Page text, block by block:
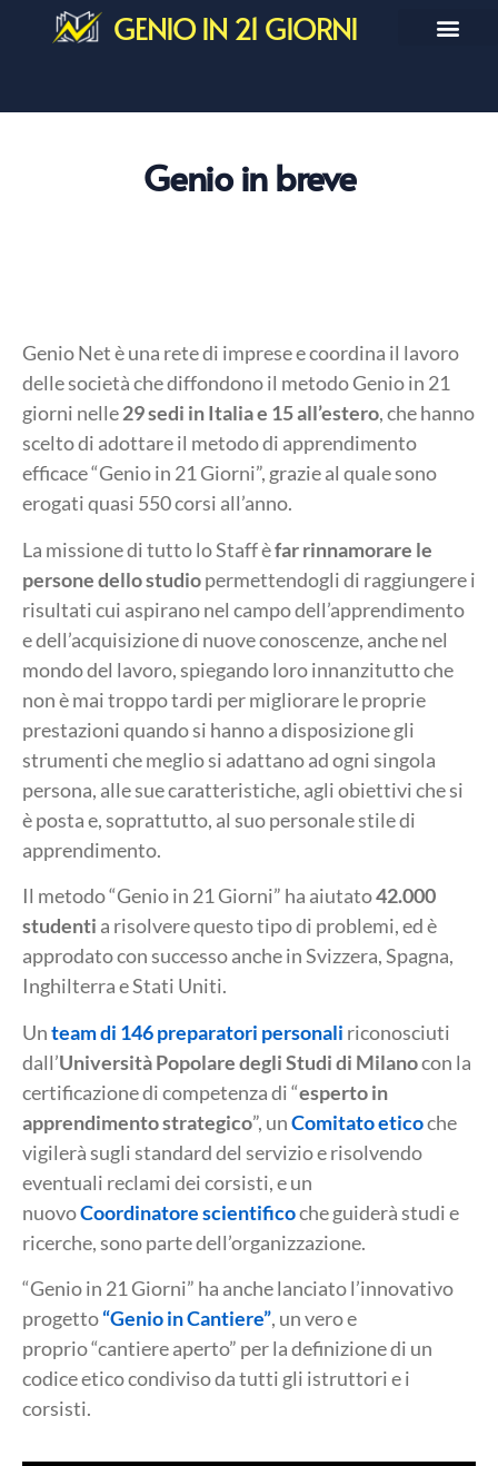
GENIO IN 21 GIORNI
Genio in breve
Genio Net è una rete di imprese e coordina il lavoro
delle società che diffondono il metodo Genio in 21
giorni nelle29 sedi in Italia e 15 all’estero, che hanno
scelto di adottare il metodo di apprendimento
efficace “Genio in 21 Giorni”, grazie al quale sono
erogati quasi 550 corsi all’anno.
La missione di tutto lo Staff èfar rinnamorare le
persone dello studiopermettendogli di raggiungere i
risultati cui aspirano nel campo dell’apprendimento
e dell’acquisizione di nuove conoscenze, anche nel
mondo del lavoro, spiegando loro innanzitutto che
non è mai troppo tardi per migliorare le proprie
prestazioni quando si hanno a disposizione gli
strumenti che meglio si adattano ad ogni singola
persona, alle sue caratteristiche, agli obiettivi che si
è posta e, soprattutto, al suo personale stile di
apprendimento.
Il metodo “Genio in 21 Giorni” ha aiutato42.000
studenti a risolvere questo tipo di problemi, ed è
approdato con successo anche in Svizzera, Spagna,
Inghilterra e Stati Uniti.
Unteam di 146 preparatori personali riconosciuti
dall’Università Popolare degli Studi di Milanocon la
certificazione di competenza di “esperto in
apprendimento strategico”, unComitato eticoche
vigilerà sugli standard del servizio e risolvendo
eventuali reclami dei corsisti, e un
nuovoCoordinatore scientificoche guiderà studi e
ricerche, sono parte dell’organizzazione.
“Genio in 21 Giorni” ha anche lanciato l’innovativo
progetto“Genio in Cantiere”, un vero e
proprio “cantiere aperto” per la definizione di un
codice etico condiviso da tutti gli istruttori e i
corsisti.